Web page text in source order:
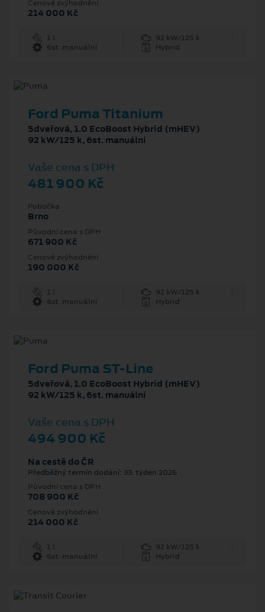
Cenové zvýhodnění
214 000 Kč
1 l
92 kW/125 k
6st. manuální
Hybrid
Ford Puma Titanium
5dveřová, 1.0 EcoBoost Hybrid (mHEV)
92 kW/125 k, 6st. manuální
Vaše cena s DPH
481 900 Kč
Pobočka
Brno
Původní cena s DPH
671 900 Kč
Cenové zvýhodnění
190 000 Kč
1 l
92 kW/125 k
6st. manuální
Hybrid
Ford Puma ST-Line
5dveřová, 1.0 EcoBoost Hybrid (mHEV)
92 kW/125 k, 6st. manuální
Vaše cena s DPH
494 900 Kč
Na cestě do ČR
Předběžný termín dodání: 33. týden 2026
Původní cena s DPH
708 900 Kč
Cenové zvýhodnění
214 000 Kč
1 l
92 kW/125 k
6st. manuální
Hybrid